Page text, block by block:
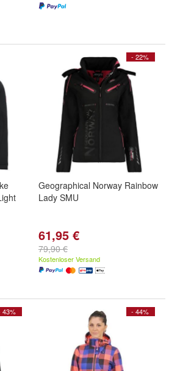
- 22%
Geographical Norway Rainbow
Lady SMU
61,95 €
79,90 €
Kostenloser Versand
43% - 44%